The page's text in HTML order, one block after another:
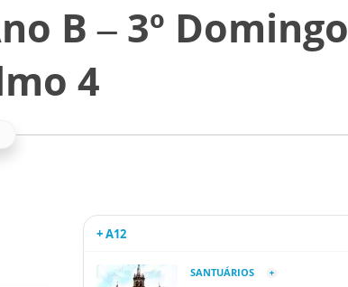
B – 3º Domingo
4
+ A12
SANTUÁRIOS